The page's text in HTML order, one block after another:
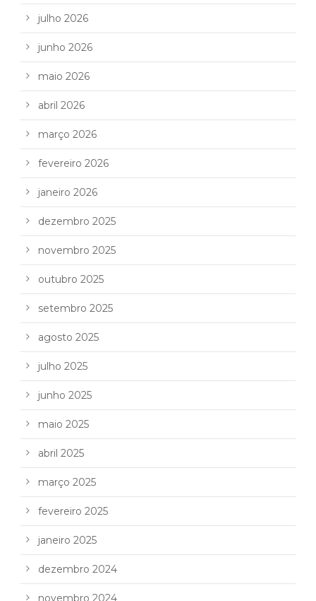
julho 2026
junho 2026
maio 2026
abril 2026
março 2026
fevereiro 2026
janeiro 2026
dezembro 2025
novembro 2025
outubro 2025
setembro 2025
agosto 2025
julho 2025
junho 2025
maio 2025
abril 2025
março 2025
fevereiro 2025
janeiro 2025
dezembro 2024
novembro 2024